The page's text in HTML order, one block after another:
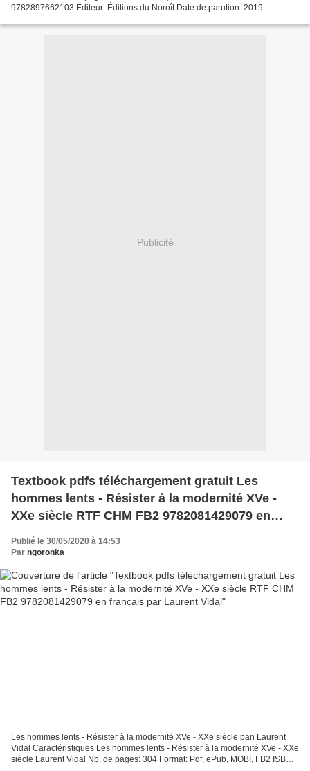
9782897662103 Editeur: Éditions du Noroît Date de parution: 2019
Publicité
Textbook pdfs téléchargement gratuit Les
hommes lents - Résister à la modernité XVe -
XXe siècle RTF CHM FB2 9782081429079 en
Publié le 30/05/2020 à 14:53
Par ngoronka
Les hommes lents - Résister à la modernité XVe - XXe siècle pan Laurent
Vidal Caractéristiques Les hommes lents - Résister à la modernité XVe - XXe
siècle Laurent Vidal Nb. de pages: 304 Format: Pdf, ePub, MOBI, FB2 ISBN: